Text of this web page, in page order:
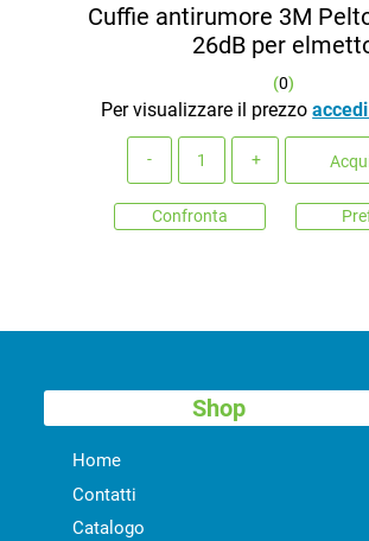
Cuffie antirumore 3M
26dB per
(0)
Per visualizzare il prezzo
Confronta
Shop
Home
Contatti
Catalogo